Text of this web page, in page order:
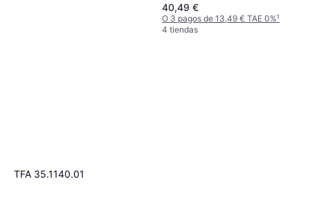
40,49 €
O 3 pagos de 13,49 € TAE 0%¹
4 tiendas
TFA 35.1140.01